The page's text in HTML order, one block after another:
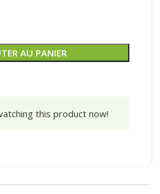
AU PANIER
this product now!